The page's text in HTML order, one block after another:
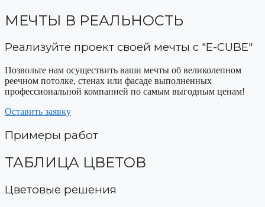
МЕЧТЫ В РЕАЛЬНОСТЬ
Реализуйте проект своей мечты с "E-CUBE"
Позвольте нам осуществить ваши мечты об великолепном
реечном потолке, стенах или фасаде выполненных
профессиональной компанией по самым выгодным ценам!
Оставить заявку
Примеры работ
ТАБЛИЦА ЦВЕТОВ
Цветовые решения